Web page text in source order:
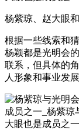
杨紫琼、赵大眼
根据一些线索和
杨颖都是光明会
联系，但具体的
人形象和事业发